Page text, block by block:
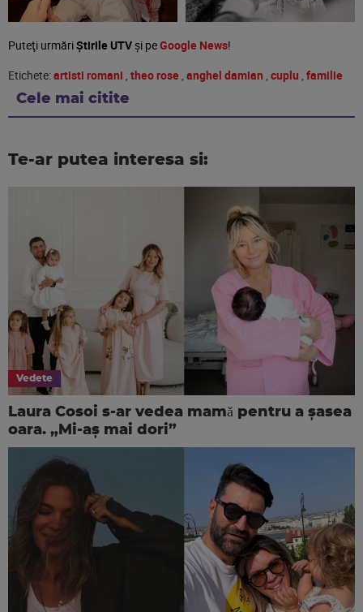
Puteţi urmăriȘtirile UTVşi peGoogle News!
Etichete:artisti romani , theo rose , anghel damian , cuplu , familie
Cele mai citite
Te-ar putea interesa si:
Vedete
Laura Cosoi s-ar vedea mamǎ pentru a şasea
oara. „Mi-aș mai dori”